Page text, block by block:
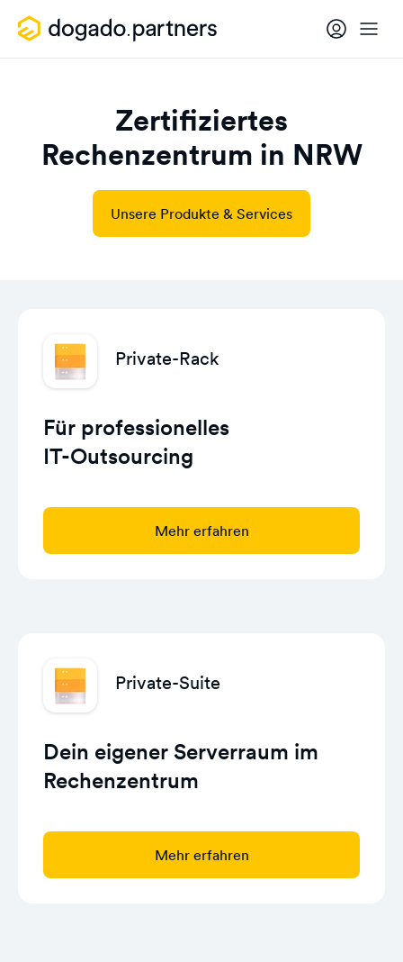
Zertifiziertes
Rechenzentrum in NRW
Unsere Produkte & Services
Private-Rack
Für professionelles
IT-Outsourcing
Mehr erfahren
Private-Suite
Dein eigener Serverraum im
Rechenzentrum
Mehr erfahren